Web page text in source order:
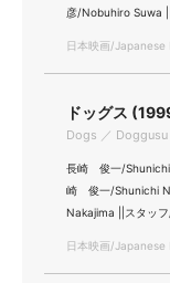
彦/Nobuhiro Suwa
日本映画/Japanese
ドッグス
Dogs ／ Doggusu
長崎 俊一/Shunichi
崎 俊一/Shunichi
Nakajima ||スタッ
日本映画/Japanese